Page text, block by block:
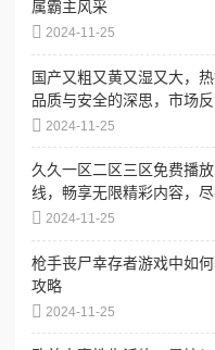
属霸主风采
2024-11-25
国产又粗又黄又湿又大，
品质与安全的深思，市场反
2024-11-25
久久一区二区三区免费播
线，畅享无限精彩内容，尽
2024-11-25
枪手丧尸幸存者游戏中如
攻略
2024-11-25